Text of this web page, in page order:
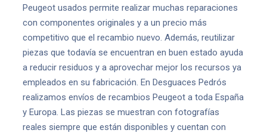
Peugeot usados permite realizar muchas reparaciones
con componentes originales y a un precio más
competitivo que el recambio nuevo. Además, reutilizar
piezas que todavía se encuentran en buen estado ayuda
a reducir residuos y a aprovechar mejor los recursos ya
empleados en su fabricación. En Desguaces Pedrós
realizamos envíos de recambios Peugeot a toda España
y Europa. Las piezas se muestran con fotografías
reales siempre que están disponibles y cuentan con